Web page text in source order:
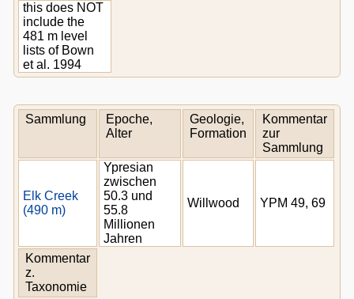
this does NOT
include the
481 m level
lists of Bown
et al. 1994
Sammlung
Epoche,
Alter
Geologie,
Formation
Kommentar
zur
Sammlung
Elk Creek
(490 m)
Ypresian
zwischen
50.3 und
55.8
Millionen
Jahren
Willwood YPM 49, 69
Kommentar
z.
Taxonomie